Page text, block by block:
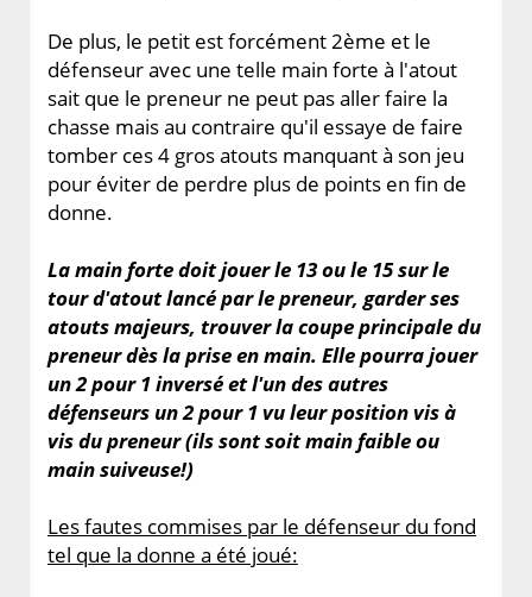
De plus, le petit est forcément 2ème et le
défenseur avec une telle main forte à l'atout
sait que le preneur ne peut pas aller faire la
chasse mais au contraire qu'il essaye de faire
tomber ces 4 gros atouts manquant à son jeu
pour éviter de perdre plus de points en fin de
donne.
La main forte doit jouer le 13 ou le 15 sur le
tour d'atout lancé par le preneur, garder ses
atouts majeurs, trouver la coupe principale du
preneur dès la prise en main. Elle pourra jouer
un 2 pour 1 inversé et l'un des autres
défenseurs un 2 pour 1 vu leur position vis à
vis du preneur (ils sont soit main faible ou
main suiveuse!)
Les fautes commises par le défenseur du fond
tel que la donne a été joué: